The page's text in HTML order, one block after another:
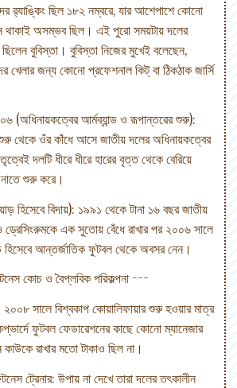
র‌্যাঙ্কিং ছিল ১৮২ নম্বরে, যার আশেপাশে কোনো
থাকাই অসম্ভব ছিল। এই পুরো সময়টায় দলের
বুবিস্তা। বুবিস্তা নিজের মুখেই বলেছেন,
খেলার জন্য কোনো প্রফেশনাল কিট্ বা ঠিকঠাক জার্সি
আর্মব্যান্ড ও রূপান্তরের শুরু):
থেকে ওঁর কাঁধে আসে জাতীয় দলের অধিনায়কত্বের
দলটি ধীরে ধীরে হারের বৃত্ত থেকে বেরিয়ে
শুরু করে।
হিসেবে বিদায়): ১৯৯১ থেকে টানা ১৬ বছর জাতীয়
ড্রেসিংরুমকে এক সুতোয় বেঁধে রাখার পর ২০০৬ সালে
হিসেবে আন্তর্জাতিক ফুটবল থেকে অবসর নেন।
কোচ ও বৈপ্লবিক পরিকল্পনা ---
২০০৮ সালে বিশ্বকাপ কোয়ালিফায়ার শুরু হওয়ার মাত্র
ফুটবল ফেডারেশনের কাছে কোনো ম্যানেজার
রাখার মতো টাকাও ছিল না।
ট্রেনার: উপায় না দেখে তারা দলের তৎকালীন